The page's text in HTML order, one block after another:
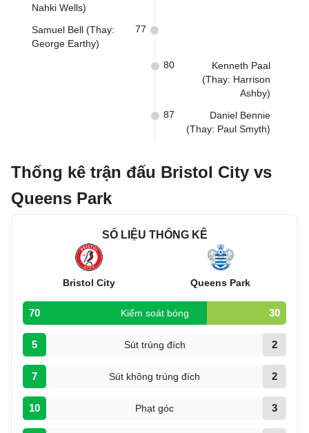
Nahki Wells)
Samuel Bell (Thay:
George Earthy)
77
Kenneth Paal
(Thay: Harrison
Ashby)
80
Daniel Bennie
(Thay: Paul Smyth)
87
Thống kê trận đấu Bristol City vs
Queens Park
SỐ LIỆU THỐNG KÊ
Bristol City Queens Park
70 Kiểm soát bóng 30
5 Sút trúng đích 2
7 Sút không trúng đích 2
10 Phạt góc 3